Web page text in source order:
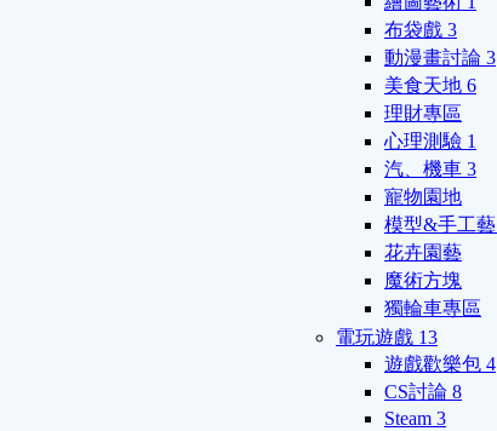
布袋戲 3
動漫畫討論 3
美食天地 6
理財專區
心理測驗 1
汽、機車 3
寵物園地
模型&手工藝
花卉園藝
魔術方塊
獨輪車專區
電玩遊戲 13
遊戲歡樂包 4
CS討論 8
Steam 3